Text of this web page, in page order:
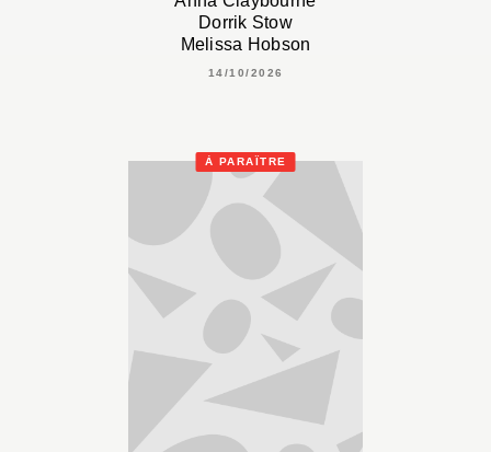
Dorrik Stow
Melissa Hobson
14/10/2026
À PARAÎTRE